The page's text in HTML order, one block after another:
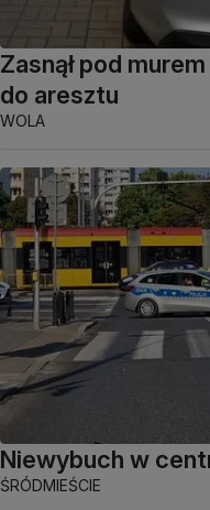
Zasnął pod
do aresztu
WOLA
Niewybuch w
ŚRÓDMIEŚCIE